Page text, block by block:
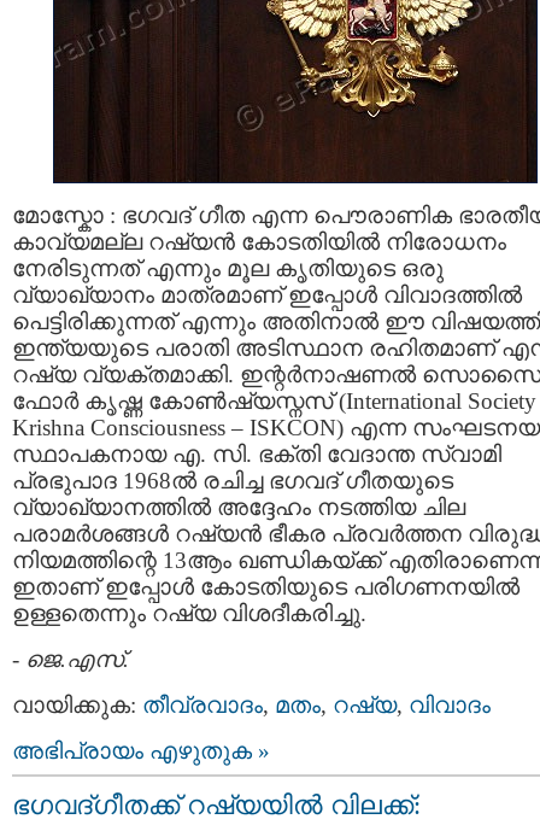
മോസ്കോ : ഭഗവദ്‌ ഗീത എന്ന പൌരാണിക
കാവ്യമല്ല റഷ്യന്‍ കോടതിയില്‍ നിരോധനം
നേരിടുന്നത് എന്നും മൂല കൃതിയുടെ ഒരു
വ്യാഖ്യാനം മാത്രമാണ് ഇപ്പോള്‍ വിവാദത്തില്‍
പെട്ടിരിക്കുന്നത് എന്നും അതിനാല്‍ ഈ
ഇന്ത്യയുടെ പരാതി അടിസ്ഥാന രഹിതമാണ്
റഷ്യ വ്യക്തമാക്കി. ഇന്റര്‍നാഷണല്‍
ഫോര്‍ കൃഷ്ണ കോണ്‍ഷ്യസ്നസ് (International Society
Krishna Consciousness – ISKCON) എന്ന
സ്ഥാപകനായ എ. സി. ഭക്തി വേദാന്ത സ്വാമി
പ്രഭുപാദ 1968ല്‍ രചിച്ച ഭഗവദ്‌ ഗീതയുടെ
വ്യാഖ്യാനത്തില്‍ അദ്ദേഹം നടത്തിയ ചില
പരാമര്‍ശങ്ങള്‍ റഷ്യന്‍ ഭീകര പ്രവര്‍ത്തന
നിയമത്തിന്റെ 13ആം ഖണ്ഡികയ്ക്ക്
ഇതാണ് ഇപ്പോള്‍ കോടതിയുടെ പരിഗണനയില്‍
ഉള്ളതെന്നും റഷ്യ വിശദീകരിച്ചു.
- ജെ.എസ്.
വായിക്കുക: തീവ്രവാദം, മതം, റഷ്യ, വിവാദം
അഭിപ്രായം എഴുതുക »
ഭഗവദ്ഗീതക്ക് റഷ്യയില്‍ വിലക്ക്: